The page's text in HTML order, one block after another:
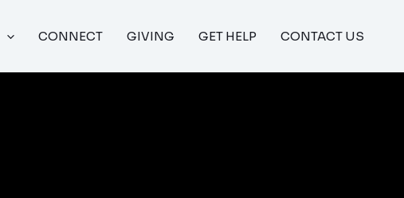
CONNECT GIVING GET HELP CONTACT US